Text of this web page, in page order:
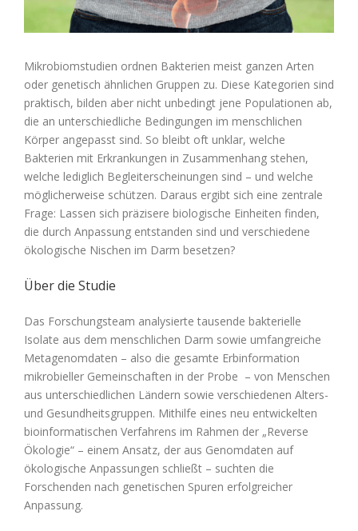
Mikrobiomstudien ordnen Bakterien meist ganzen Arten
oder genetisch ähnlichen Gruppen zu. Diese Kategorien sind
praktisch, bilden aber nicht unbedingt jene Populationen ab,
die an unterschiedliche Bedingungen im menschlichen
Körper angepasst sind. So bleibt oft unklar, welche
Bakterien mit Erkrankungen in Zusammenhang stehen,
welche lediglich Begleiterscheinungen sind – und welche
möglicherweise schützen. Daraus ergibt sich eine zentrale
Frage: Lassen sich präzisere biologische Einheiten finden,
die durch Anpassung entstanden sind und verschiedene
ökologische Nischen im Darm besetzen?
Über die Studie
Das Forschungsteam analysierte tausende bakterielle
Isolate aus dem menschlichen Darm sowie umfangreiche
Metagenomdaten – also die gesamte Erbinformation
mikrobieller Gemeinschaften in der Probe – von Menschen
aus unterschiedlichen Ländern sowie verschiedenen Alters-
und Gesundheitsgruppen. Mithilfe eines neu entwickelten
bioinformatischen Verfahrens im Rahmen der „Reverse
Ökologie“ – einem Ansatz, der aus Genomdaten auf
ökologische Anpassungen schließt – suchten die
Forschenden nach genetischen Spuren erfolgreicher
Anpassung.